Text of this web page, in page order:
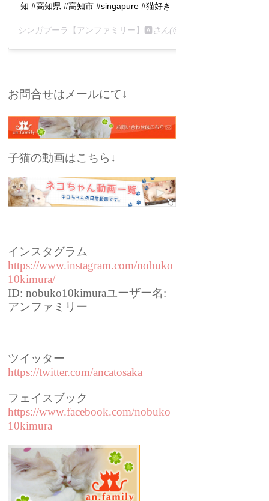
知 #高知県 #高知市 #singapure #猫好き
シンガプーラ【アンファミリー】🅰️ さん(@nobuko10kimura)がシェアした投稿 –
お問合せはメールにて↓
子猫の動画はこちら↓
インスタグラム
https://www.instagram.com/nobuko
10kimura/
ID: nobuko10kimuraユーザー名:
アンファミリー
ツイッター
https://twitter.com/ancatosaka
フェイスブック
https://www.facebook.com/nobuko
10kimura